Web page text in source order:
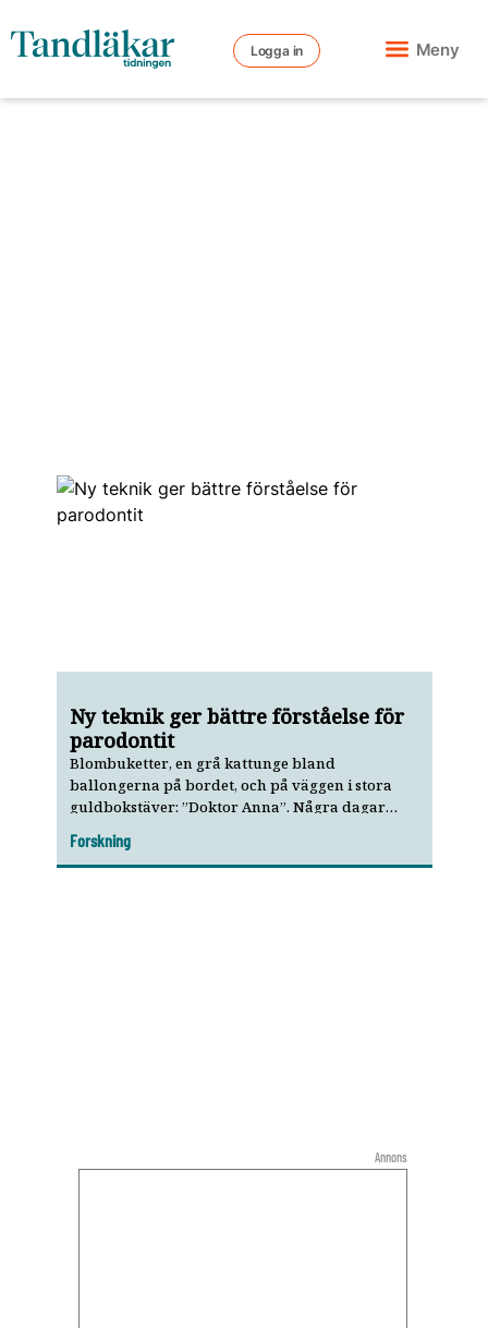
Logga in Meny
Ny teknik ger bättre förståelse för
parodontit
Blombuketter, en grå kattunge bland
ballongerna på bordet, och på väggen i stora
guldbokstäver: ”Doktor Anna”. Några dagar
och har semester från sin forskning om
biomarkörer och nya targets för behandling av
Forskning
Annons